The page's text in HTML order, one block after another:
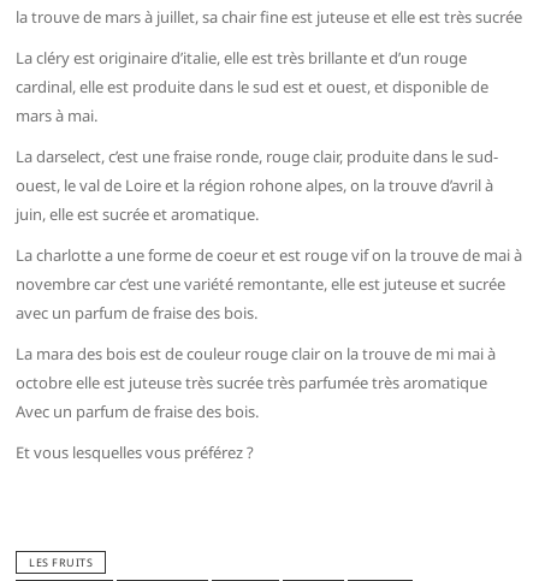
la trouve de mars à juillet, sa chair fine est juteuse et elle est très sucrée
La cléry est originaire d’italie, elle est très brillante et d’un rouge
cardinal, elle est produite dans le sud est et ouest, et disponible de
mars à mai.
La darselect, c’est une fraise ronde, rouge clair, produite dans le sud-
ouest, le val de Loire et la région rohone alpes, on la trouve d’avril à
juin, elle est sucrée et aromatique.
La charlotte a une forme de coeur et est rouge vif on la trouve de mai à
novembre car c’est une variété remontante, elle est juteuse et sucrée
avec un parfum de fraise des bois.
La mara des bois est de couleur rouge clair on la trouve de mi mai à
octobre elle est juteuse très sucrée très parfumée très aromatique
Avec un parfum de fraise des bois.
Et vous lesquelles vous préférez ?
LES FRUITS